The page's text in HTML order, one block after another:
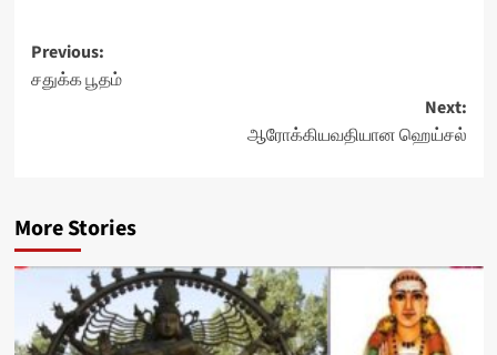
Post
navigation
Previous:
சதுக்க பூதம்
Next:
ஆரோக்கியவதியான ஹெய்சல்
More Stories